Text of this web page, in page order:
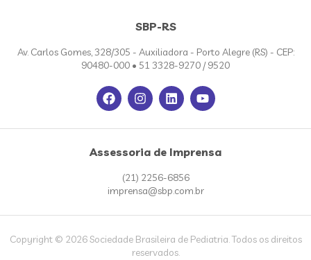
SBP-RS
Av. Carlos Gomes, 328/305 - Auxiliadora - Porto Alegre (RS) - CEP:
90480-000 • 51 3328-9270 / 9520
Assessoria de Imprensa
(21) 2256-6856
imprensa@sbp.com.br
Copyright © 2026 Sociedade Brasileira de Pediatria. Todos os direitos
reservados.